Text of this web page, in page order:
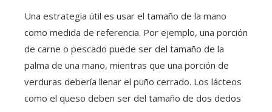
Una estrategia útil es usar el tamaño de la mano
como medida de referencia. Por ejemplo, una porción
de carne o pescado puede ser del tamaño de la
palma de una mano, mientras que una porción de
verduras debería llenar el puño cerrado. Los lácteos
como el queso deben ser del tamaño de dos dedos